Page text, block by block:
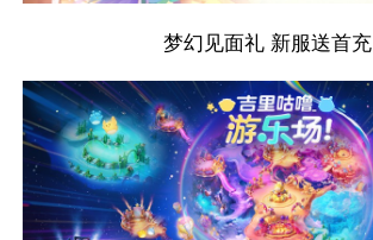
梦幻见面礼 新服送首充